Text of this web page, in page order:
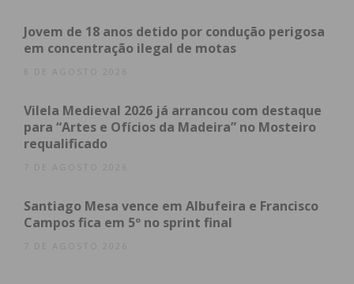
Jovem de 18 anos detido por condução perigosa
em concentração ilegal de motas
8 DE AGOSTO 2026
Vilela Medieval 2026 já arrancou com destaque
para “Artes e Ofícios da Madeira” no Mosteiro
requalificado
7 DE AGOSTO 2026
Santiago Mesa vence em Albufeira e Francisco
Campos fica em 5º no sprint final
7 DE AGOSTO 2026